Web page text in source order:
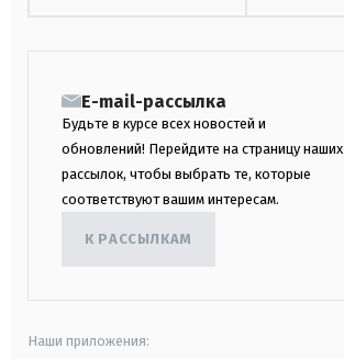
E-mail-рассылка
Будьте в курсе всех новостей и
обновлений! Перейдите на страницу наших
рассылок, чтобы выбрать те, которые
соответствуют вашим интересам.
К РАССЫЛКАМ
Наши приложения: